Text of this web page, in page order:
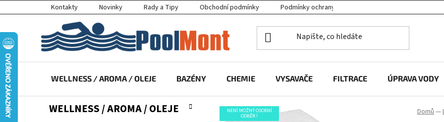
na
Kontakty Novinky Rady a Tipy Obchodní podmínky Podmínky ochrany osobních údajů
WELLNESS / AROMA / OLEJE BAZÉNY CHEMIE VYSAVAČE FILTRACE ÚPRAVA VODY
kategorie
WELLNESS / AROMA / OLEJE
Domů—
NENÍ MOŽNÝ OSOBNÍ
ODBĚR !